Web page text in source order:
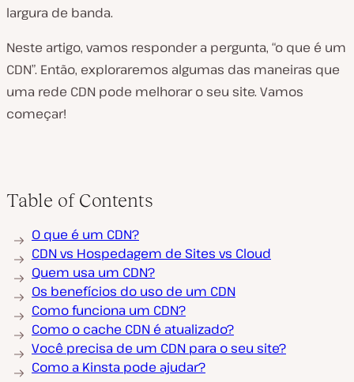
largura de banda.
Neste artigo, vamos responder a pergunta, “o que é um
CDN”. Então, exploraremos algumas das maneiras que
uma rede CDN pode melhorar o seu site. Vamos
começar!
Table of Contents
O que é um CDN?
CDN vs Hospedagem de Sites vs Cloud
Quem usa um CDN?
Os benefícios do uso de um CDN
Como funciona um CDN?
Como o cache CDN é atualizado?
Você precisa de um CDN para o seu site?
Como a Kinsta pode ajudar?